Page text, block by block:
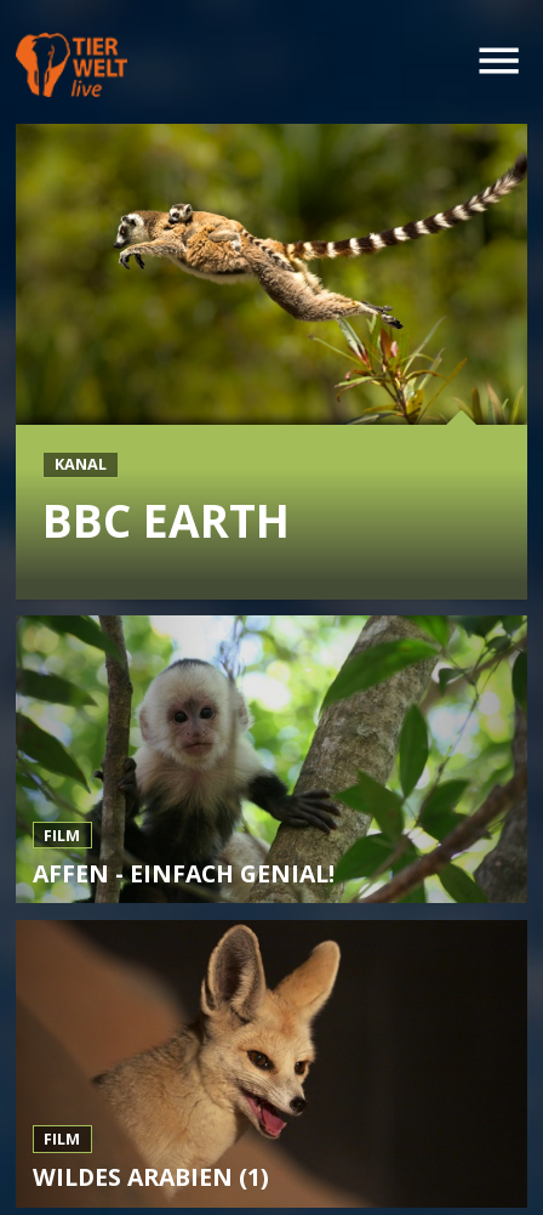
KANAL
BBC EARTH
FILM
AFFEN - EINFACH GENIAL!
FILM
WILDES ARABIEN (1)